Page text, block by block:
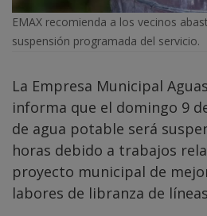
EMAX recomienda a los vecinos
suspensión programada del servicio.
La Empresa Municipal
informa que el domingo 9
de agua potable será
horas debido a trabajos
proyecto municipal de
labores de libranza de